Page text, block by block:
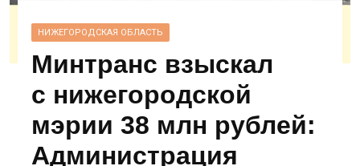
НИЖЕГОРОДСКАЯ ОБЛАСТЬ
Минтранс взыскал
с нижегородской
мэрии 38 млн рублей:
Администрация